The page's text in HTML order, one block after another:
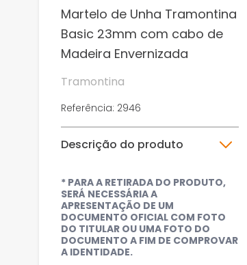
Martelo de Unha Tramontina
Basic 23mm com cabo de
Madeira Envernizada
Tramontina
Referência: 2946
Descrição do produto
* PARA A RETIRADA DO PRODUTO,
SERÁ NECESSÁRIA A
APRESENTAÇÃO DE UM
DOCUMENTO OFICIAL COM FOTO
DO TITULAR OU UMA FOTO DO
DOCUMENTO A FIM DE COMPROVAR
A IDENTIDADE.
º
6º
10º